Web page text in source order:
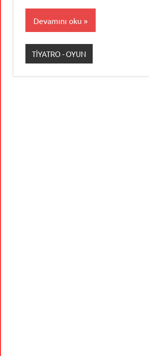
Devamını oku
TİYATRO - OYUN